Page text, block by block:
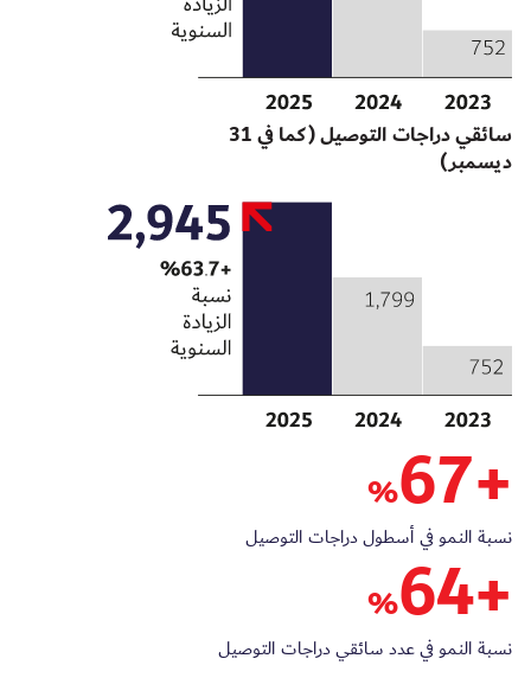
سائقي دراجات التوصيل (كما في 31
ديسمبر)
+
67
%
نسبة النمو في أسطول دراجات التوصيل
+
64
%
نسبة النمو في عدد سائقي دراجات التوصيل